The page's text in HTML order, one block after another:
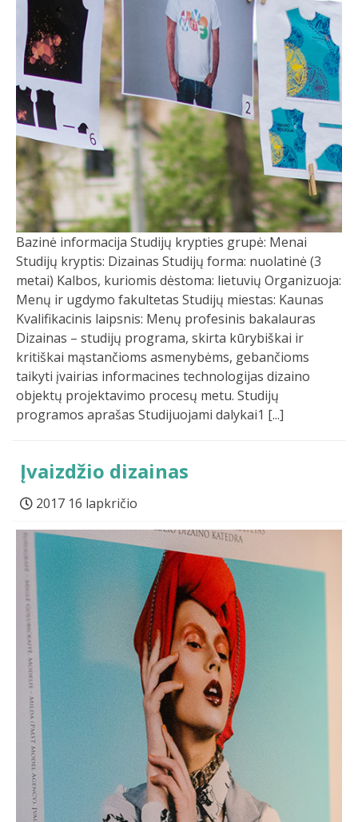
Bazinė informacija Studijų krypties grupė: Menai
Studijų kryptis: Dizainas Studijų forma: nuolatinė (3
metai) Kalbos, kuriomis dėstoma: lietuvių Organizuoja:
Menų ir ugdymo fakultetas Studijų miestas: Kaunas
Kvalifikacinis laipsnis: Menų profesinis bakalauras
Dizainas – studijų programa, skirta kūrybiškai ir
kritiškai mąstančioms asmenybėms, gebančioms
taikyti įvairias informacines technologijas dizaino
objektų projektavimo procesų metu. Studijų
programos aprašas Studijuojami dalykai1 [...]
Įvaizdžio dizainas
2017 16 lapkričio